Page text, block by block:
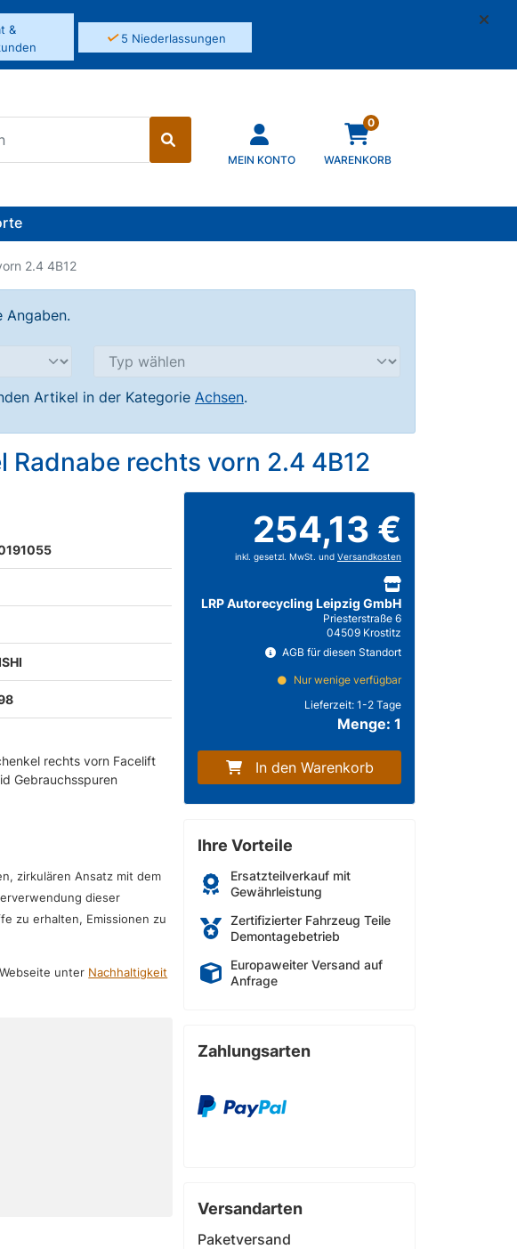
&
✓5 Niederlassungen
MEIN KONTO
0
WARENKORB
2.4 4B12
Angaben.
Artikel in der Kategorie Achsen.
rechts vorn 2.4 4B12
rechts vorn Facelift
Gebrauchsspuren
zirkulären Ansatz mit dem
dieser
zu erhalten, Emissionen zu
unter Nachhaltigkeit
254,13 €
inkl. gesetzl. MwSt. und Versandkosten
LRP Autorecycling Leipzig GmbH
Priesterstraße 6
04509 Krostitz
AGB für diesen Standort
Nur wenige verfügbar
Lieferzeit: 1-2 Tage
Menge: 1
In den Warenkorb
Ihre Vorteile
Ersatzteilverkauf mit
Gewährleistung
Zertifizierter Fahrzeug Teile
Demontagebetrieb
Europaweiter Versand auf
Anfrage
Zahlungsarten
Versandarten
Paketversand